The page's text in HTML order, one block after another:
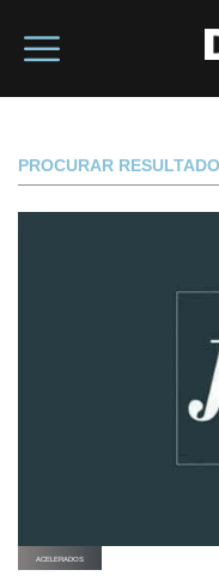
PROCURAR
ACELERADOS